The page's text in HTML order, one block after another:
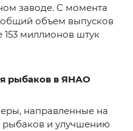
заводе. С момента
общий объем выпусков
153 миллионов штук
рыбаков в ЯНАО
направленные на
рыбаков и улучшению